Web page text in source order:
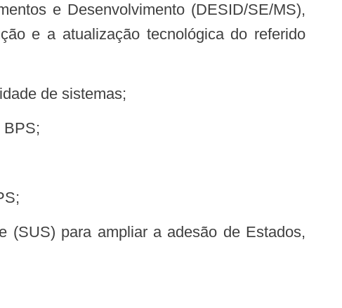
e a atualização tecnológica do referido
de sistemas;
BPS;